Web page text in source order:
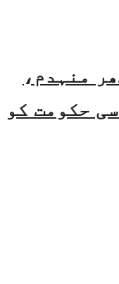
منہدم،
حکومت کو